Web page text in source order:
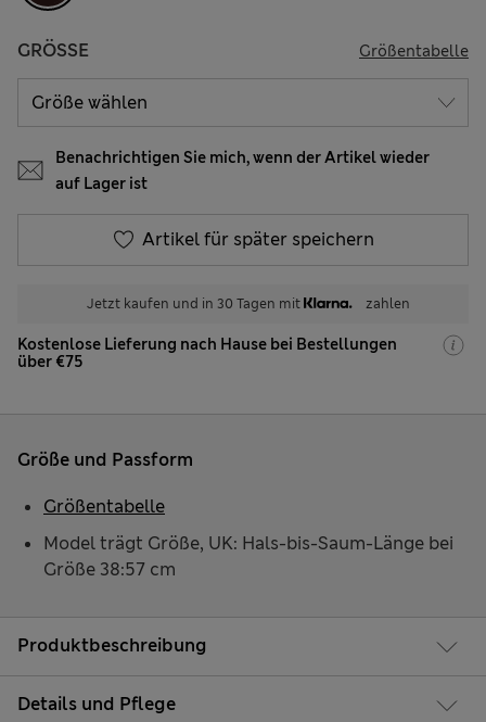
GRÖSSE Größentabelle
Benachrichtigen Sie mich, wenn der Artikel wieder
auf Lager ist
Artikel für später speichern
Jetzt kaufen und in 30 Tagen mit zahlen
Kostenlose Lieferung nach Hause bei Bestellungen
über €75
Produktbeschreibung
Details und Pflege
Größe und Passform
Model trägt Größe, UK: Hals-bis-Saum-Länge bei
Größe 38:57 cm
Größentabelle